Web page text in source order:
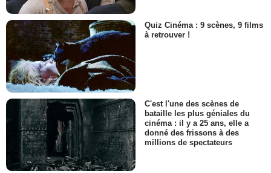
Quiz Cinéma : 9 scènes, 9 films
à retrouver !
C'est l'une des scènes de
bataille les plus géniales du
cinéma : il y a 25 ans, elle a
donné des frissons à des
millions de spectateurs